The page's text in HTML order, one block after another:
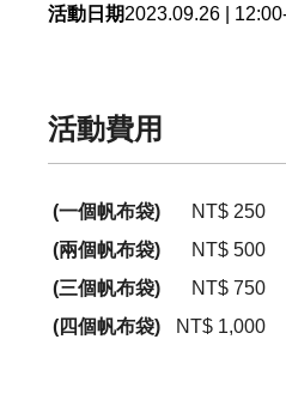
活動日期2023.09.26 |
活動費用
(一個帆布袋)
NT$ 250
(兩個帆布袋)
NT$ 500
(三個帆布袋)
NT$ 750
(四個帆布袋)
NT$ 1,000